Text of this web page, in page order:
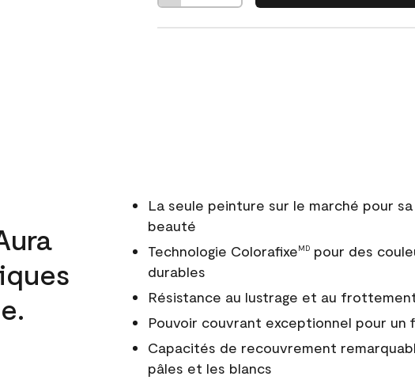
La seule peinture sur le marché pour
beauté
Technologie ColorafixeMDpour des
durables
Résistance au lustrage et au
Pouvoir couvrant exceptionnel pour un
Capacités de recouvrement
pâles et les blancs